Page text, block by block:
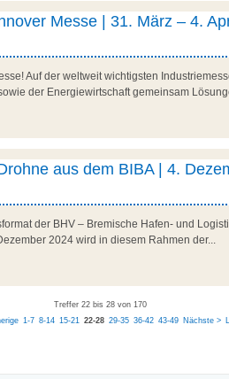
Messe | 31. März – 4.
Auf der weltweit wichtigsten
der Energiewirtschaft gemeinsam
aus dem BIBA | 4.
der BHV – Bremische Hafen- und
2024 wird in diesem Rahmen der...
Treffer 22 bis 28 von 170
1-7 8-14 15-21 22-28 29-35 36-42 43-49 Nächste >